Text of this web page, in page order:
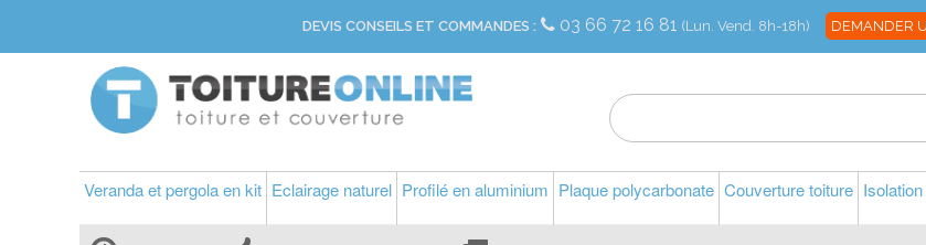
DEVIS CONSEILS ET COMMANDES : 03 66 72 16 81 (Lun. Vend. 8h-18h) DEMANDER
Veranda et pergola en kit Eclairage naturel Profilé en aluminium Plaque polycarbonate Couverture toiture